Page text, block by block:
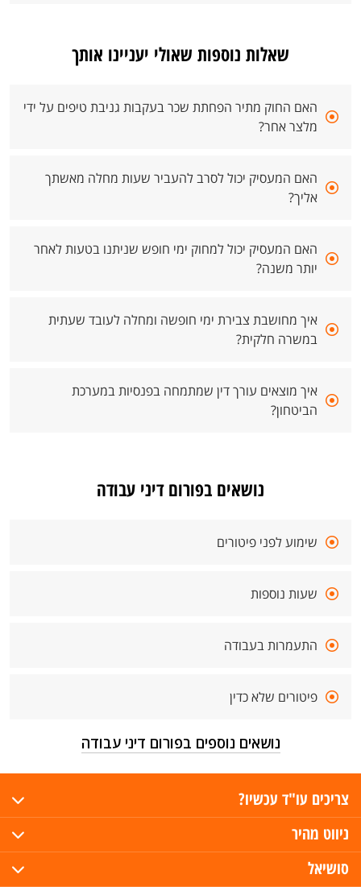
שאלות נוספות שאולי יעניינו אותך
האם החוק מתיר הפחתת שכר בעקבות גניבת טיפים על ידי
מלצר אחר?
האם המעסיק יכול לסרב להעביר שעות מחלה מאשתך
אליך?
האם המעסיק יכול למחוק ימי חופש שניתנו בטעות לאחר
יותר משנה?
איך מחושבת צבירת ימי חופשה ומחלה לעובד שעתית
במשרה חלקית?
איך מוצאים עורך דין שמתמחה בפנסיות במערכת
הביטחון?
נושאים בפורום דיני עבודה
שימוע לפני פיטורים
שעות נוספות
התעמרות בעבודה
פיטורים שלא כדין
נושאים נוספים בפורום דיני עבודה
צריכים עו"ד עכשיו?
ניווט מהיר
סושיאל